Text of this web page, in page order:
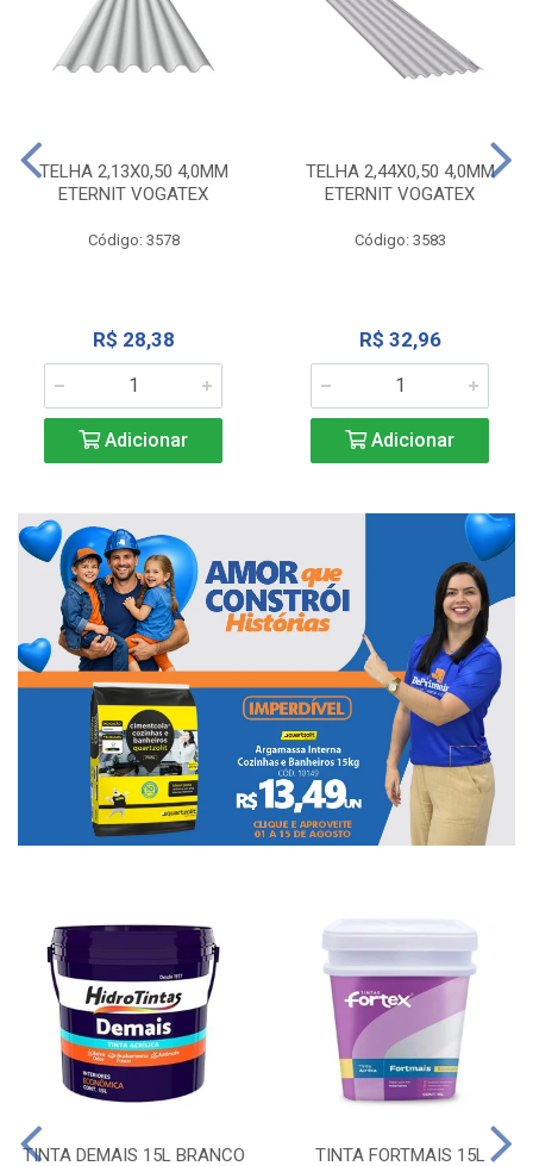
TELHA 2,13X0,50 4,0MM
ETERNIT VOGATEX
Código: 3578
R$ 28,38
Adicionar
TELHA 2,44X0,50 4,0MM
ETERNIT VOGATEX
Código: 3583
R$ 32,96
Adicionar
TINTA DEMAIS 15L BRANCO TINTA FORTMAIS 15L